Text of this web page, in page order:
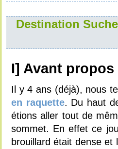
Destination
I] Avant propos
Il y 4 ans (déjà), nous
en raquette. Du haut
étions aller tout de
sommet. En effet ce
brouillard était dense